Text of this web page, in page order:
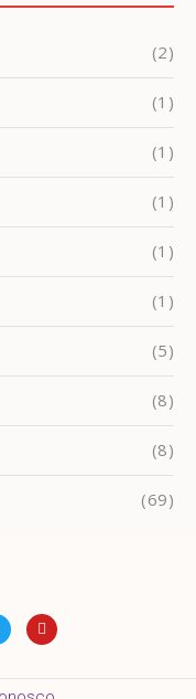
(2)
(1)
(1)
(1)
(1)
(1)
(5)
(8)
(8)
(69)